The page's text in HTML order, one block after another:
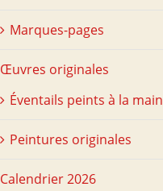
Marques-pages
Œuvres originales
Éventails peints à la main
Peintures originales
Calendrier 2026